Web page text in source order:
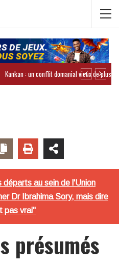
départs au sein de l'Union
Dr Ibrahima Sory, mais dire
pas vrai"
présumés